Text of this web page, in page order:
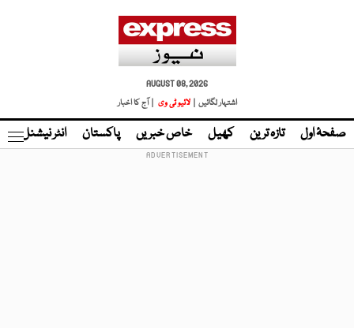
AUGUST 08, 2026
اشتہار لگائیں |
لائیو ٹی وی | آج کا اخبار
صفحۂ اول تازہ ترین کھیل خاص خبریں پاکستان انٹر نیشنل